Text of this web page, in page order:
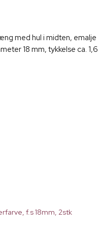
med hul i midten, emalje
18 mm, tykkelse ca. 1,6
f.s 18mm, 2stk